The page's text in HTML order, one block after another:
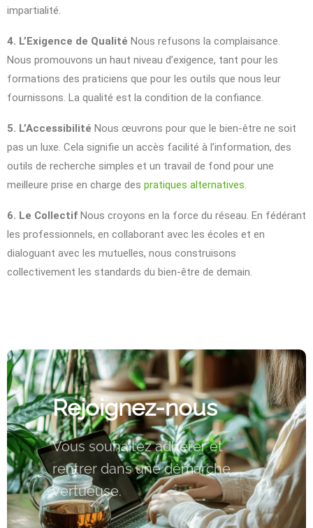
impartialité.
4. L’Exigence de Qualité Nous refusons la complaisance.
Nous promouvons un haut niveau d’exigence, tant pour les
formations des praticiens que pour les outils que nous leur
fournissons. La qualité est la condition de la confiance.
5. L’Accessibilité Nous œuvrons pour que le bien-être ne soit
pas un luxe. Cela signifie un accès facilité à l’information, des
outils de recherche simples et un travail de fond pour une
meilleure prise en charge des pratiques alternatives.
6. Le Collectif Nous croyons en la force du réseau. En fédérant
les professionnels, en collaborant avec les écoles et en
dialoguant avec les mutuelles, nous construisons
collectivement les standards du bien-être de demain.
Rejoignez-nous
Vous souhaitez adhérer et
rentrer dans une démarche
vertueuse.